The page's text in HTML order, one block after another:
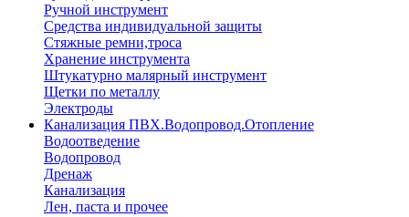
Ручной инструмент
Средства индивидуальной защиты
Стяжные ремни,троса
Хранение инструмента
Штукатурно малярный инструмент
Щетки по металлу
Электроды
Канализация ПВХ.Водопровод.Отопление
Водоотведение
Водопровод
Дренаж
Канализация
Лен, паста и прочее